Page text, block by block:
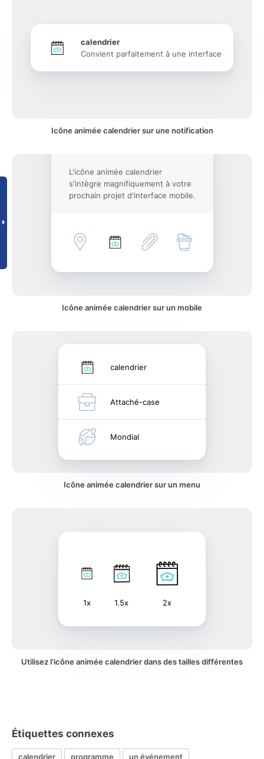
calendrier
Convient parfaitement à une interface
Icône animée calendrier sur une notification
L'icône animée calendrier
s'intègre magnifiquement à votre
prochain projet d'interface mobile.
Icône animée calendrier sur un mobile
calendrier
Attaché-case
Mondial
Icône animée calendrier sur un menu
1x 1.5x 2x
Utilisez l'icône animée calendrier dans des tailles différentes
Étiquettes connexes
calendrier programme
un événement